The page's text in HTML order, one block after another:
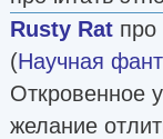
Rusty Rat про
(Научная
Откровенное
желание